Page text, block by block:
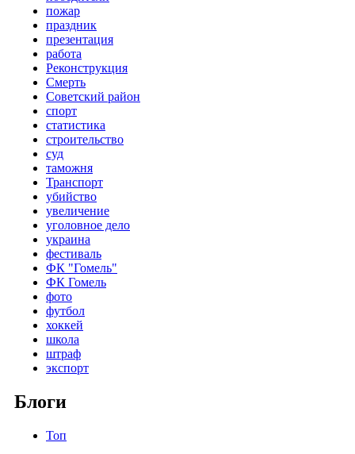
пожар
праздник
презентация
работа
Реконструкция
Смерть
Советский район
спорт
статистика
строительство
суд
таможня
Транспорт
убийство
увеличение
уголовное дело
украина
фестиваль
ФК "Гомель"
ФК Гомель
фото
футбол
хоккей
школа
штраф
экспорт
Блоги
Топ